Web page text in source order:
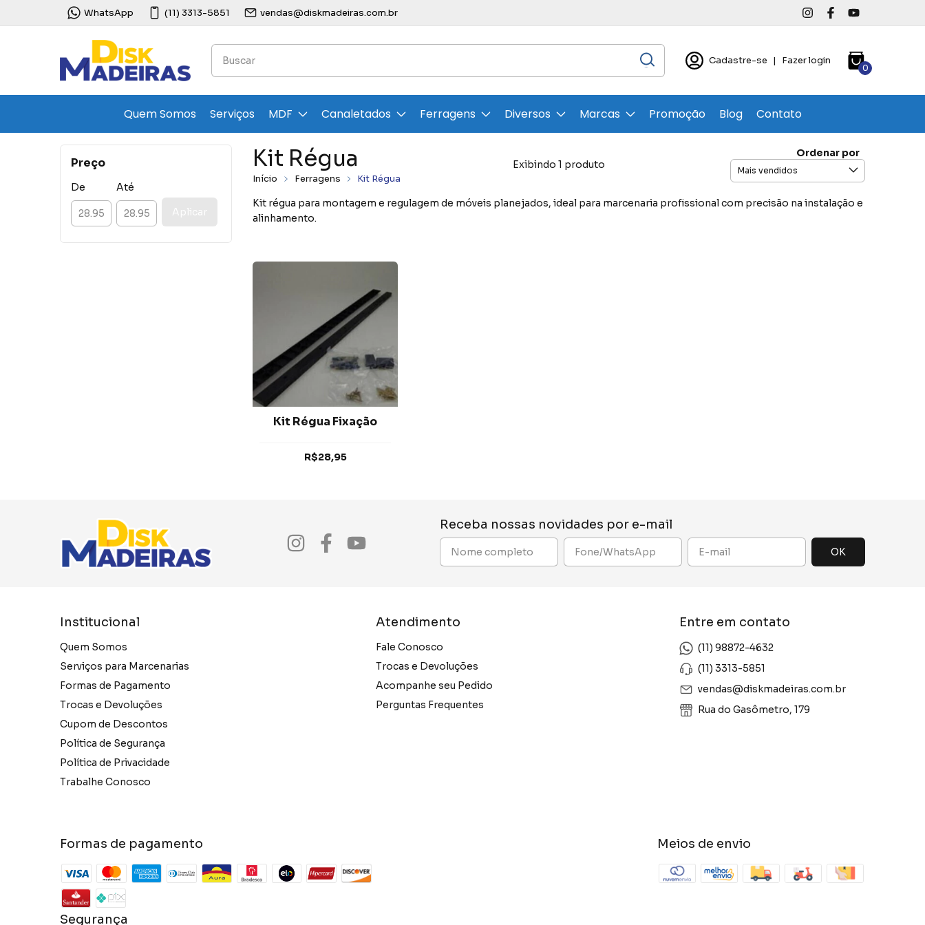
WhatsApp (11) 3313-5851 vendas@diskmadeiras.com.br
Cadastre-se | Fazer login
0
Quem Somos Serviços MDF Canaletados Ferragens Diversos Marcas Promoção Blog Contato
Preço
De
Até
Aplicar
Kit Régua
Início Ferragens Kit Régua
Exibindo 1 produto
Ordenar por
Kit régua para montagem e regulagem de móveis planejados, ideal para marcenaria profissional com precisão na instalação e
alinhamento.
Kit Régua Fixação
R$28,95
Receba nossas novidades por e-mail
Institucional
Quem Somos
Serviços para Marcenarias
Formas de Pagamento
Trocas e Devoluções
Cupom de Descontos
Política de Segurança
Política de Privacidade
Trabalhe Conosco
Atendimento
Fale Conosco
Trocas e Devoluções
Acompanhe seu Pedido
Perguntas Frequentes
Entre em contato
(11) 98872-4632
(11) 3313-5851
vendas@diskmadeiras.com.br
Rua do Gasômetro, 179
Formas de pagamento Meios de envio
Segurança